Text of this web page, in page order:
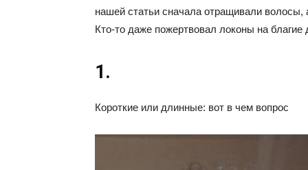
нашей статьи сначала отращивали волосы,
Кто-то даже пожертвовал локоны на благие
1.
Короткие или длинные: вот в чем вопрос